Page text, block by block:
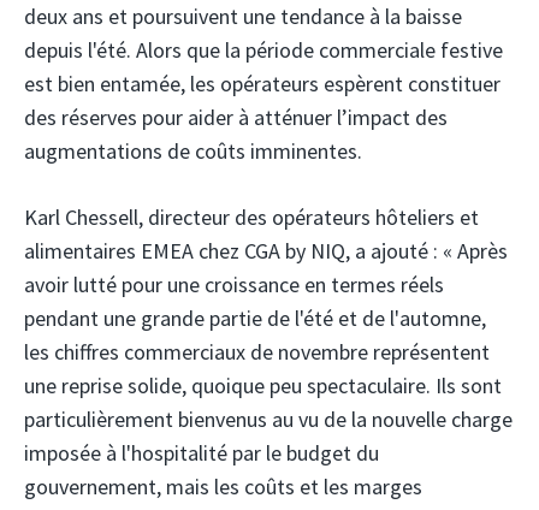
deux ans et poursuivent une tendance à la baisse
depuis l'été. Alors que la période commerciale festive
est bien entamée, les opérateurs espèrent constituer
des réserves pour aider à atténuer l’impact des
augmentations de coûts imminentes.
Karl Chessell, directeur des opérateurs hôteliers et
alimentaires EMEA chez CGA by NIQ, a ajouté : « Après
avoir lutté pour une croissance en termes réels
pendant une grande partie de l'été et de l'automne,
les chiffres commerciaux de novembre représentent
une reprise solide, quoique peu spectaculaire. Ils sont
particulièrement bienvenus au vu de la nouvelle charge
imposée à l'hospitalité par le budget du
gouvernement, mais les coûts et les marges